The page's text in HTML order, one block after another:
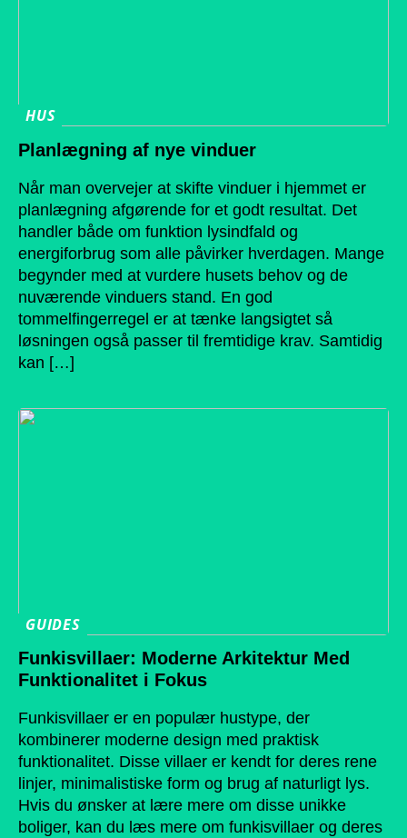
HUS
Planlægning af nye vinduer
Når man overvejer at skifte vinduer i hjemmet er
planlægning afgørende for et godt resultat. Det
handler både om funktion lysindfald og
energiforbrug som alle påvirker hverdagen. Mange
begynder med at vurdere husets behov og de
nuværende vinduers stand. En god
tommelfingerregel er at tænke langsigtet så
løsningen også passer til fremtidige krav. Samtidig
kan […]
GUIDES
Funkisvillaer: Moderne Arkitektur Med
Funktionalitet i Fokus
Funkisvillaer er en populær hustype, der
kombinerer moderne design med praktisk
funktionalitet. Disse villaer er kendt for deres rene
linjer, minimalistiske form og brug af naturligt lys.
Hvis du ønsker at lære mere om disse unikke
boliger, kan du læs mere om funkisvillaer og deres